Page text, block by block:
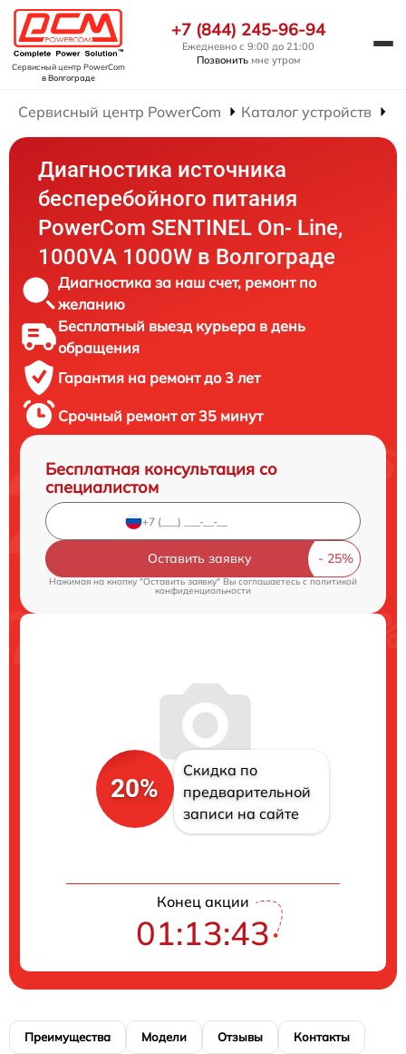
Сервисный центр PowerCom
в Волгограде
+7 (844) 245-96-94
Ежедневно с 9:00 до 21:00
Позвонить мне утром
Сервисный центр PowerCom Каталог устройств
Диагностика источника
бесперебойного питания
PowerCom SENTINEL On- Line,
1000VA 1000W в Волгограде
Диагностика за наш счет, ремонт по
желанию
Бесплатный выезд курьера в день
обращения
Гарантия на ремонт до 3 лет
Срочный ремонт от 35 минут
Бесплатная консультация со
специалистом
Оставить заявку
Нажимая на кнопку "Оставить заявку" Вы соглашаетесь cполитикой
конфиденциальности
20%
Скидка по
предварительной
записи на сайте
Конец акции
01:13:43
Преимущества Модели Отзывы Контакты